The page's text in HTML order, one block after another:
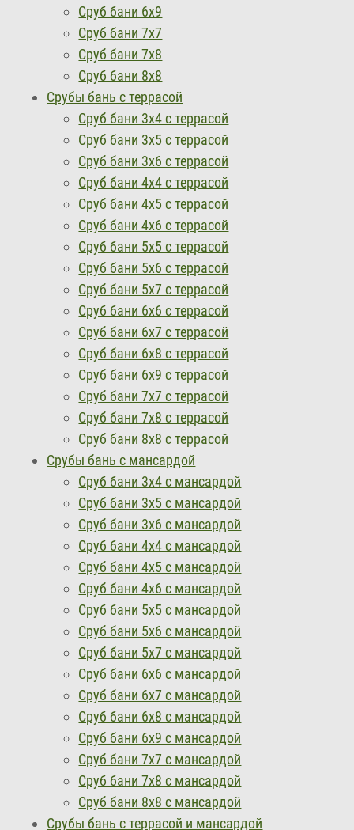
Сруб бани 6х9
Сруб бани 7х7
Сруб бани 7х8
Сруб бани 8x8
Срубы бань с террасой
Сруб бани 3х4 с террасой
Сруб бани 3х5 с террасой
Сруб бани 3х6 с террасой
Сруб бани 4х4 с террасой
Сруб бани 4х5 с террасой
Сруб бани 4х6 с террасой
Сруб бани 5х5 с террасой
Сруб бани 5х6 с террасой
Сруб бани 5х7 с террасой
Сруб бани 6х6 с террасой
Сруб бани 6х7 с террасой
Сруб бани 6х8 с террасой
Сруб бани 6x9 с террасой
Сруб бани 7x7 с террасой
Сруб бани 7х8 с террасой
Сруб бани 8x8 с террасой
Срубы бань с мансардой
Сруб бани 3х4 с мансардой
Сруб бани 3х5 с мансардой
Сруб бани 3х6 с мансардой
Сруб бани 4х4 с мансардой
Сруб бани 4х5 с мансардой
Сруб бани 4х6 с мансардой
Сруб бани 5х5 с мансардой
Сруб бани 5х6 с мансардой
Сруб бани 5х7 с мансардой
Сруб бани 6х6 с мансардой
Сруб бани 6х7 с мансардой
Сруб бани 6х8 с мансардой
Сруб бани 6х9 с мансардой
Сруб бани 7х7 с мансардой
Сруб бани 7х8 с мансардой
Сруб бани 8х8 с мансардой
Срубы бань с террасой и мансардой